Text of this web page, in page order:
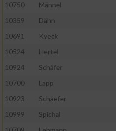
10750
Männel
10359
Dähn
10691
Kyeck
10524
Hertel
10924
Schäfer
10700
Lapp
10923
Schaefer
10999
Spichal
Geräte anhand von aktiv
Informationen identifizieren
Nicht-IAB-Verarbeitungszwecke:
Notwendig
Performance